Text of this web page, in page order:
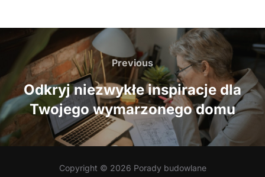
Nawigacja
wpisu
Previous
Previous
Odkryj niezwykłe inspiracje dla
Twojego wymarzonego domu
Copyright © 2026 Porady budowlane